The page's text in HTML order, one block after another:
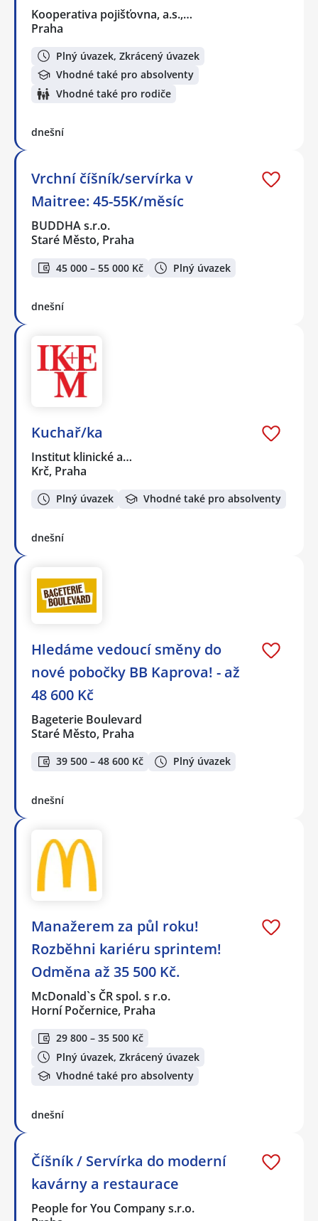
Kooperativa pojišťovna, a.s.,…
Praha
Plný úvazek, Zkrácený úvazek
Vhodné také pro absolventy
Vhodné také pro rodiče
dnešní
Vrchní číšník/servírka v
Maitree: 45-55K/měsíc
BUDDHA s.r.o.
Staré Město, Praha
45 000 – 55 000 Kč Plný úvazek
dnešní
Kuchař/ka
Institut klinické a…
Krč, Praha
Plný úvazek Vhodné také pro absolventy
dnešní
Hledáme vedoucí směny do
nové pobočky BB Kaprova! - až
48 600 Kč
Bageterie Boulevard
Staré Město, Praha
39 500 – 48 600 Kč Plný úvazek
dnešní
Manažerem za půl roku!
Rozběhni kariéru sprintem!
Odměna až 35 500 Kč.
McDonald`s ČR spol. s r.o.
Horní Počernice, Praha
29 800 – 35 500 Kč
Plný úvazek, Zkrácený úvazek
Vhodné také pro absolventy
dnešní
Číšník / Servírka do moderní
kavárny a restaurace
People for You Company s.r.o.